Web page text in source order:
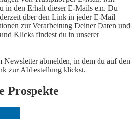
in den Erhalt dieser E-Mails ein. Du
über den Link in jeder E-Mail
zur Verarbeitung Deiner Daten und
Klicks findest du in unserer
Newsletter abmelden, in dem du auf den
zur Abbestellung klickst.
Prospekte